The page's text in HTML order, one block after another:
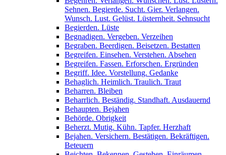
Sehnen. Begierde. Sucht. Gier. Verlangen.
Wunsch. Lust. Gelüst. Lüsternheit. Sehnsucht
Begierden. Lüste
Begnadigen. Vergeben. Verzeihen
Begraben. Beerdigen. Beisetzen. Bestatten
Begreifen. Einsehen. Verstehen. Absehen
Begreifen. Fassen. Erforschen. Ergründen
Begriff. Idee. Vorstellung. Gedanke
Behaglich. Heimlich. Traulich. Traut
Beharren. Bleiben
Beharrlich. Beständig. Standhaft. Ausdauernd
Behaupten. Bejahen
Behörde. Obrigkeit
Beherzt. Mutig. Kühn. Tapfer. Herzhaft
Bejahen. Versichern. Bestätigen. Bekräftigen.
Beteuern